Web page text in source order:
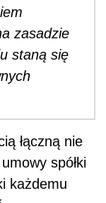
zasadzie
staną się
łączną nie
spółki
każdemu